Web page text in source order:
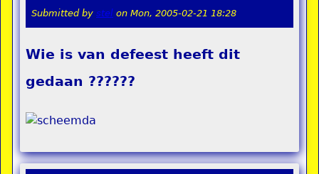
Submitted by stel on Mon, 2005-02-21 18:28
Wie is van defeest heeft dit
gedaan ??????